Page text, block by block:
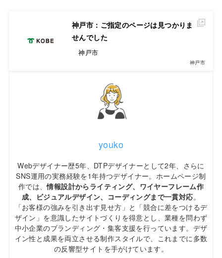
神戸市：ご指定のページは見つかりま
せんでした
神戸市
神戸市
youko
Webデザイナー歴5年、DTPデザイナーとして2年、さらに
SNS運用の実務経験を1年持つデザイナー。ホームページ制
作では、情報設計からライティング、ワイヤーフレーム作
成、ビジュアルデザイン、コーディングまで一貫対応。
「お客様の強みを引き出す見せ方」と「競合に差をつけるデ
ザイン」を意識したサイトづくりを得意とし、業種を問わず
中小企業のブランディング・集客支援を行っています。デザ
イン性と成果を両立させる制作スタイルで、これまでに多数
の反響型サイトを手がけています。